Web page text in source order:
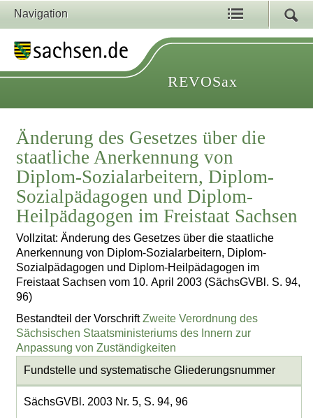
Navigation
REVOSax
Änderung des Gesetzes über die
staatliche Anerkennung von
Diplom-Sozialarbeitern, Diplom-
Sozialpädagogen und Diplom-
Heilpädagogen im Freistaat Sachsen
Vollzitat: Änderung des Gesetzes über die staatliche
Anerkennung von Diplom-Sozialarbeitern, Diplom-
Sozialpädagogen und Diplom-Heilpädagogen im
Freistaat Sachsen vom 10. April 2003 (SächsGVBl. S. 94,
96)
Bestandteil der VorschriftZweite Verordnung des
Sächsischen Staatsministeriums des Innern zur
Anpassung von Zuständigkeiten
Fundstelle und systematische Gliederungsnummer
SächsGVBl. 2003 Nr. 5, S. 94, 96